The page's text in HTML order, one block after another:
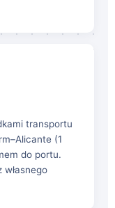
transportu
(1
do portu.